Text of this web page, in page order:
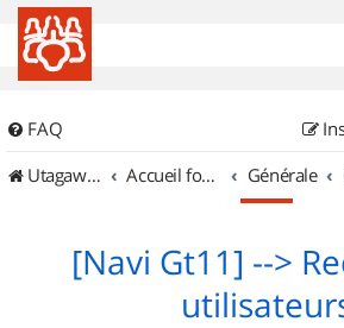
FAQ
UtagawaVTT (Randos VTT et VTTAE avec traces GPS)
Accueil forum Générale
[Navi Gt11] -->